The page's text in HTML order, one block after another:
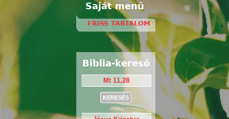
Saját menü
FRISS TARTALOM
Biblia-kereső